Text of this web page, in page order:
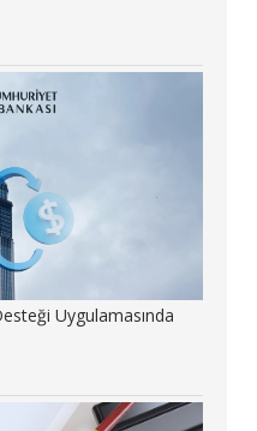
Uygulamasında